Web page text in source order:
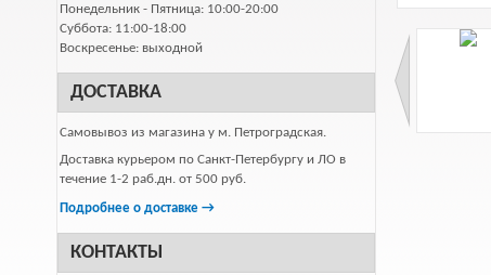
Понедельник - Пятница: 10:00-20:00
Суббота: 11:00-18:00
Воскресенье: выходной
ДОСТАВКА
Самовывоз из магазина у м. Петроградская.
Доставка курьером по Санкт-Петербургу и ЛО в
течение 1-2 раб.дн. от 500 руб.
Подробнее о доставке →
КОНТАКТЫ